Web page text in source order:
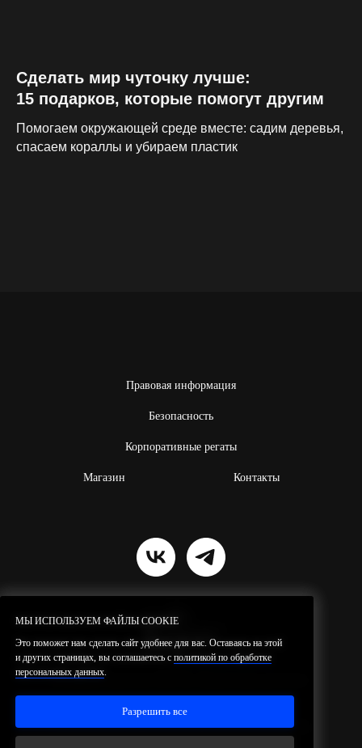
МЫ ИСПОЛЬЗУЕМ ФАЙЛЫ COOKIE
Это поможет нам сделать сайт удобнее для вас. Оставаясь на этой
и других страницах, вы соглашаетесь с политикой по обработке
персональных данных.
Разрешить все
Сделать мир чуточку лучше:
15 подарков, которые помогут другим
Помогаем окружающей среде вместе: садим деревья,
спасаем кораллы и убираем пластик
Правовая информация
Безопасность
Корпоративные регаты
Магазин Контакты
Резидент проекта ИНТЦ
© 2026 SilaVetra. Все права защищены.
Политика по обработке персональных данных
МЫ ИСПОЛЬЗУЕМ ФАЙЛЫ COOKIE
Это поможет нам сделать сайт удобнее для вас. Оставаясь на этой
и других страницах, вы соглашаетесь с политикой по обработке
персональных данных.
Разрешить все